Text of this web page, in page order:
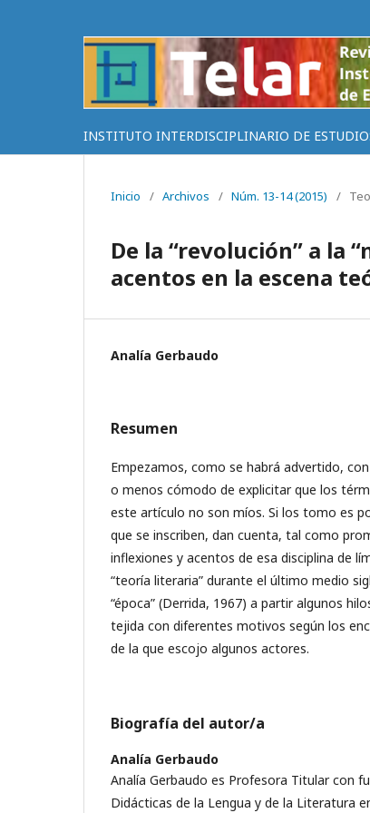
INSTITUTO INTERDISCIPLINARIO DE
Inicio / Archivos / Núm. 13-14 (2015) /
De la “revolución” a la
acentos en la escena
Analía Gerbaudo
Resumen
Empezamos, como se habrá advertido,
o menos cómodo de explicitar que los
este artículo no son míos. Si los tomo es
que se inscriben, dan cuenta, tal como
inflexiones y acentos de esa disciplina de
“teoría literaria” durante el último medio
“época” (Derrida, 1967) a partir algunos
tejida con diferentes motivos según los
de la que escojo algunos actores.
Biografía del autor/a
Analía Gerbaudo
Analía Gerbaudo es Profesora Titular con
Didácticas de la Lengua y de la Literatura